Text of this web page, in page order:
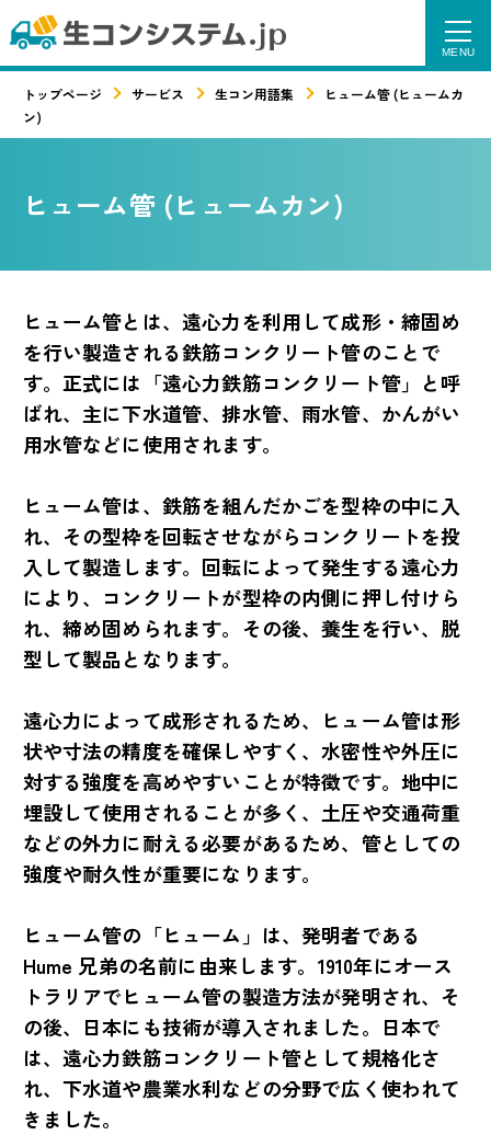
トップページ サービス 生コン用語集
ヒューム管 (ヒュームカ
ン)
ヒューム管 (ヒュームカン)
ヒューム管とは、遠心力を利用して成形・締固め
を行い製造される鉄筋コンクリート管のことで
す。正式には「遠心力鉄筋コンクリート管」と呼
ばれ、主に下水道管、排水管、雨水管、かんがい
用水管などに使用されます。
ヒューム管は、鉄筋を組んだかごを型枠の中に入
れ、その型枠を回転させながらコンクリートを投
入して製造します。回転によって発生する遠心力
により、コンクリートが型枠の内側に押し付けら
れ、締め固められます。その後、養生を行い、脱
型して製品となります。
遠心力によって成形されるため、ヒューム管は形
状や寸法の精度を確保しやすく、水密性や外圧に
対する強度を高めやすいことが特徴です。地中に
埋設して使用されることが多く、土圧や交通荷重
などの外力に耐える必要があるため、管としての
強度や耐久性が重要になります。
ヒューム管の「ヒューム」は、発明者である
Hume 兄弟の名前に由来します。1910年にオース
トラリアでヒューム管の製造方法が発明され、そ
の後、日本にも技術が導入されました。日本で
は、遠心力鉄筋コンクリート管として規格化さ
れ、下水道や農業水利などの分野で広く使われて
きました。